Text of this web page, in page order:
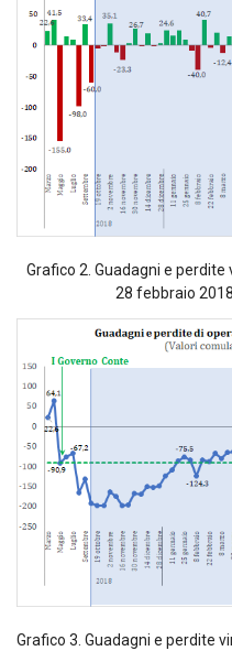
Grafico 2. Guadagni e
28 febbraio
Grafico 3. Guadagni e perdite